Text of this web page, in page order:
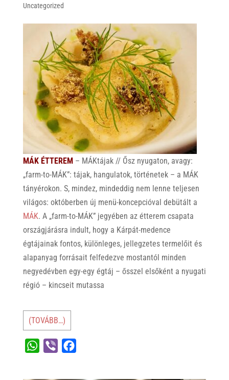
Uncategorized
MÁK ÉTTEREM – MÁKtájak // Ősz nyugaton, avagy:
„farm-to-MÁK”: tájak, hangulatok, történetek – a MÁK
tányérokon. S, mindez, mindeddig nem lenne teljesen
világos: októberben új menü-koncepcióval debütált a
MÁK. A „farm-to-MÁK” jegyében az étterem csapata
országjárásra indult, hogy a Kárpát-medence
égtájainak fontos, különleges, jellegzetes termelőit és
alapanyag forrásait felfedezve mostantól minden
negyedévben egy-egy égtáj – ősszel elsőként a nyugati
régió – kincseit mutassa
(TOVÁBB…)